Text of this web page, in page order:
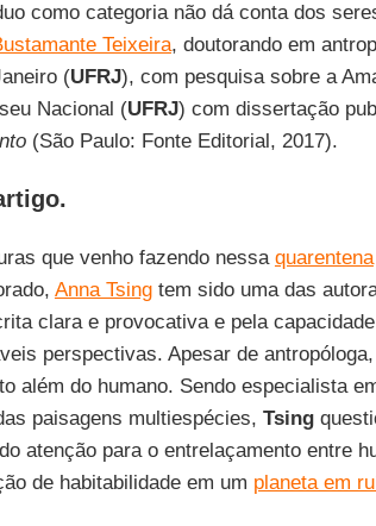
como categoria não dá conta dos
Teixeira, doutorando em
(UFRJ), com pesquisa sobre a
Nacional (UFRJ) com dissertação
(São Paulo: Fonte Editorial, 2017).
que venho fazendo nessa quarentena
Anna Tsingtem sido uma das
clara e provocativa e pela
perspectivas. Apesar de
além do humano. Sendo especialista
paisagens multiespécies, Tsing
atenção para o entrelaçamento entre
de habitabilidade em um planeta em